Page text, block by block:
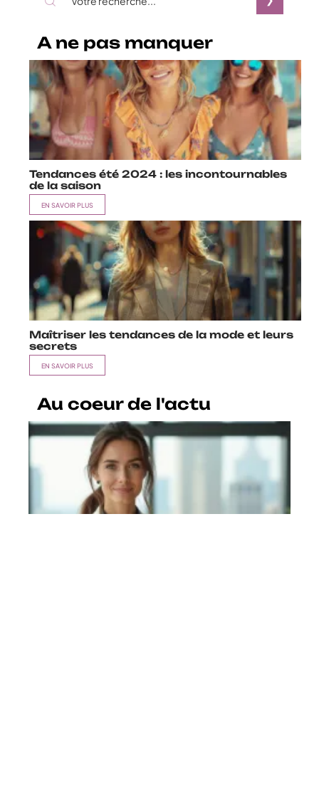
A ne pas manquer
Tendances été 2024 : les incontournables
de la saison
EN SAVOIR PLUS
Maîtriser les tendances de la mode et leurs
secrets
EN SAVOIR PLUS
Au coeur de l'actu